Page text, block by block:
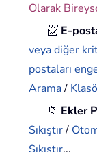
Olarak
📨 E-
veya diğer
postaları
Arama/
📁 Ekler
Sıkıştır/